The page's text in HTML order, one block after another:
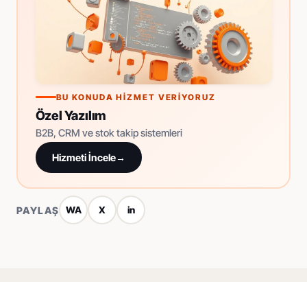
BU KONUDA HIZMET VERIYORUZ
Özel Yazılım
B2B, CRM ve stok takip sistemleri
Hizmeti İncele→
PAYLAŞ WA X in